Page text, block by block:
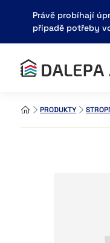
Právě probíhají
případě potřeby
PRODUKTY